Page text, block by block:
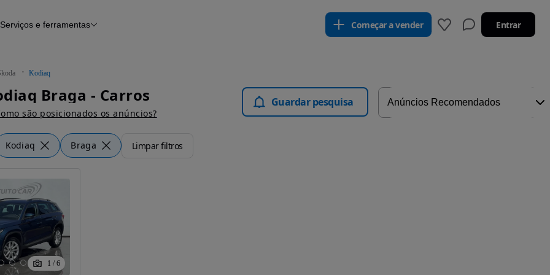
Histórico do veículo
Serviços e ferramentas Começar a vender Entrar
Kodiaq
Braga - Carros
são posicionados os anúncios?
Guardar pesquisa
Kodiaq Braga Limpar filtros
1 / 6